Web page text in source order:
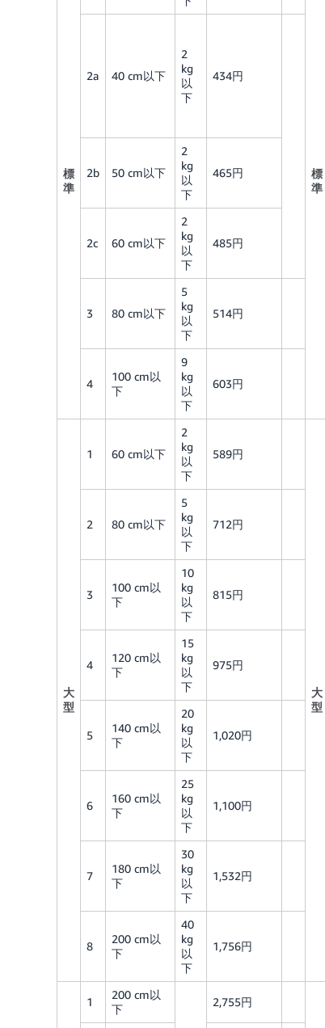
標
準
標
準
2a 40 cm以下
2
kg
以
下
434円
2b 50 cm以下
2
kg
以
下
465円
2c 60 cm以下
2
kg
以
下
485円
3 80 cm以下
5
kg
以
下
514円
4
100 cm以
下
9
kg
以
下
603円
大
型
1 60 cm以下
2
kg
以
下
589円
大
型
2 80 cm以下
5
kg
以
下
712円
3
100 cm以
下
10
kg
以
下
815円
4
120 cm以
下
15
kg
以
下
975円
5
140 cm以
下
20
kg
以
下
1,020円
6
160 cm以
下
25
kg
以
下
1,100円
7
180 cm以
下
30
kg
以
下
1,532円
8
200 cm以
下
40
kg
以
下
1,756円
1
200 cm以
下
2,755円